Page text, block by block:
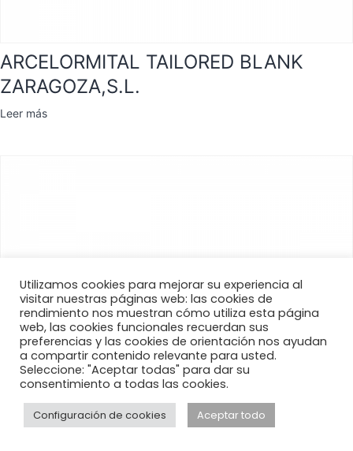
ARCELORMITAL TAILORED BLANK
ZARAGOZA,S.L.
Leer más
Utilizamos cookies para mejorar su experiencia al
visitar nuestras páginas web: las cookies de
rendimiento nos muestran cómo utiliza esta página
web, las cookies funcionales recuerdan sus
preferencias y las cookies de orientación nos ayudan
a compartir contenido relevante para usted.
Seleccione: "Aceptar todas" para dar su
consentimiento a todas las cookies.
Configuración de cookies Aceptar todo